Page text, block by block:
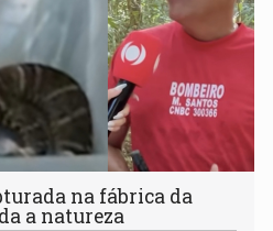
na fábrica da
a natureza